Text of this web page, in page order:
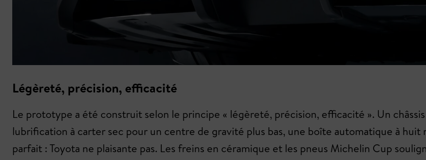
Légèreté, précision, efficacité
Le prototype a été construit selon le principe « légèreté, précision, efficacité ». Un
lubrification à carter sec pour un centre de gravité plus bas, une boîte automatique à
parfait : Toyota ne plaisante pas. Les freins en céramique et les pneus Michelin Cup